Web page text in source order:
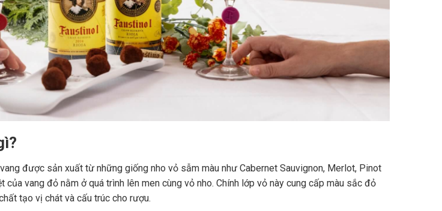
được sản xuất từ những giống nho vỏ sẫm màu như Cabernet Sauvignon, Merlot, Pinot
của vang đỏ nằm ở quá trình lên men cùng vỏ nho. Chính lớp vỏ này cung cấp màu sắc đỏ
tạo vị chát và cấu trúc cho rượu.